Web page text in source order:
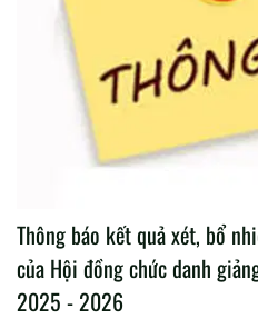
Thông báo kết quả xét, bổ
của Hội đồng chức danh
2025 - 2026